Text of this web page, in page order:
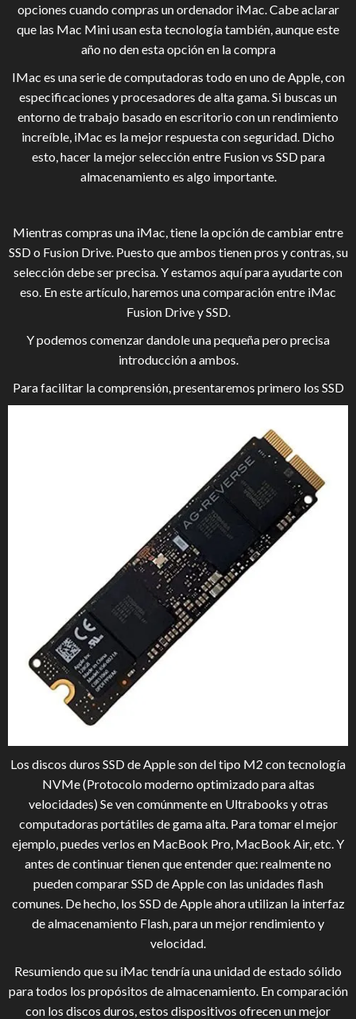
opciones cuando compras un ordenador iMac. Cabe aclarar
que las Mac Mini usan esta tecnología también, aunque este
año no den esta opción en la compra
IMac es una serie de computadoras todo en uno de Apple, con
especificaciones y procesadores de alta gama. Si buscas un
entorno de trabajo basado en escritorio con un rendimiento
increíble, iMac es la mejor respuesta con seguridad. Dicho
esto, hacer la mejor selección entre Fusion vs SSD para
almacenamiento es algo importante.
Mientras compras una iMac, tiene la opción de cambiar entre
SSD o Fusion Drive. Puesto que ambos tienen pros y contras, su
selección debe ser precisa. Y estamos aquí para ayudarte con
eso. En este artículo, haremos una comparación entre iMac
Fusion Drive y SSD.
Y podemos comenzar dandole una pequeña pero precisa
introducción a ambos.
Para facilitar la comprensión, presentaremos primero los SSD
Los discos duros SSD de Apple son del tipo M2 con tecnología
NVMe (Protocolo moderno optimizado para altas
velocidades) Se ven comúnmente en Ultrabooks y otras
computadoras portátiles de gama alta. Para tomar el mejor
ejemplo, puedes verlos en MacBook Pro, MacBook Air, etc. Y
antes de continuar tienen que entender que: realmente no
pueden comparar SSD de Apple con las unidades flash
comunes. De hecho, los SSD de Apple ahora utilizan la interfaz
de almacenamiento Flash, para un mejor rendimiento y
velocidad.
Resumiendo que su iMac tendría una unidad de estado sólido
para todos los propósitos de almacenamiento. En comparación
con los discos duros, estos dispositivos ofrecen un mejor